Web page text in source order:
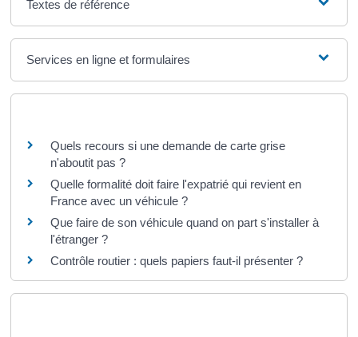
Textes de référence
Services en ligne et formulaires
Quels recours si une demande de carte grise
n'aboutit pas ?
Quelle formalité doit faire l'expatrié qui revient en
France avec un véhicule ?
Que faire de son véhicule quand on part s'installer à
l'étranger ?
Contrôle routier : quels papiers faut-il présenter ?